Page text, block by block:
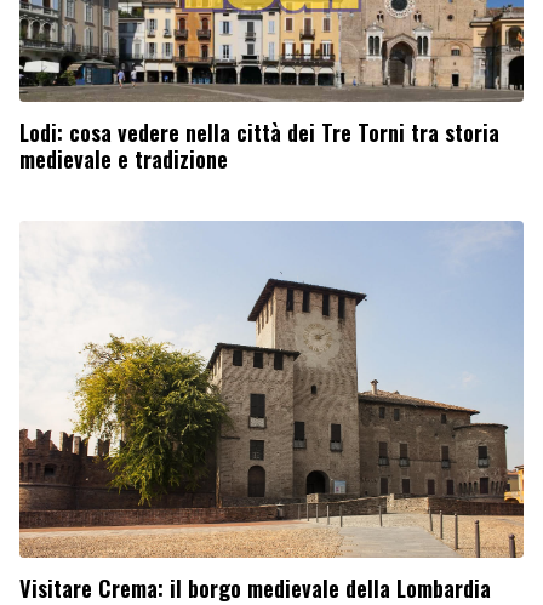
Lodi: cosa vedere nella città dei Tre Torni tra storia
medievale e tradizione
Visitare Crema: il borgo medievale della Lombardia